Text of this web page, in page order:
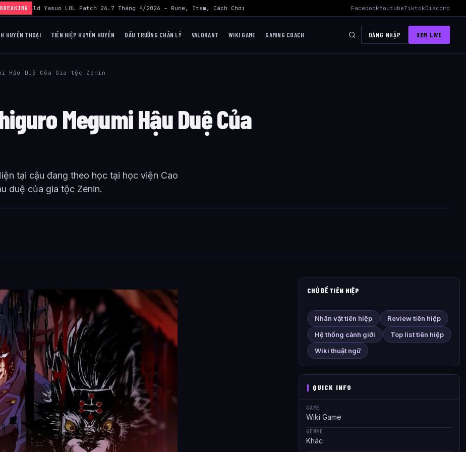
BREAKING
› Build Yasuo LOL Patch 26.7 Tháng 4/2026 – Rune, Item, Cách Chơi Mid Hiệu Quả Nhất AWC 2026 Liên Quân Mobile – Lịch Thi Đấu,
FacebookYoutubeTiktokDiscord
HUYỀN THOẠI TIÊN HIỆP HUYỀN HUYỄN ĐẤU TRƯỜNG CHÂN LÝ VALORANT WIKI GAME GAMING COACH ĐĂNG NHẬP XEM LIVE
Hậu Duệ Của Gia tộc Zenin
Megumi Hậu Duệ Của
tại cậu đang theo học tại học viện Cao
duệ của gia tộc Zenin.
CHỦ ĐỀ TIÊN HIỆP
Nhân vật tiên hiệp
Review tiên hiệp
Hệ thống cảnh giới
Top list tiên hiệp
Wiki thuật ngữ
QUICK INFO
GAME
Wiki Game
GENRE
Khác